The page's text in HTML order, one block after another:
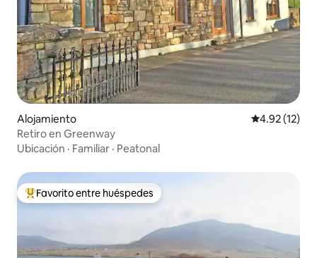
Alojamiento Calificación
4.92 (12)
Retiro en Greenway
Ubicación · Familiar · Peatonal
Favorito entre huéspedes preferido
Favorito entre huéspedes